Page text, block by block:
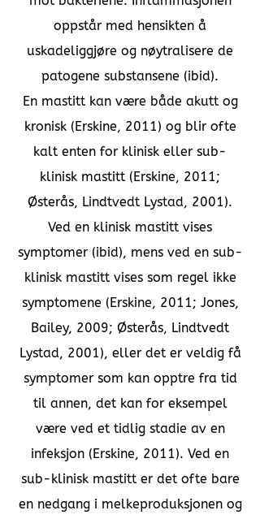
oppstår med hensikten å
uskadeliggjøre og nøytralisere de
patogene substansene (ibid).
En mastitt kan være både akutt og
kronisk (Erskine, 2011) og blir ofte
kalt enten for klinisk eller sub-
klinisk mastitt (Erskine, 2011;
Østerås, Lindtvedt Lystad, 2001).
Ved en klinisk mastitt vises
symptomer (ibid), mens ved en sub-
klinisk mastitt vises som regel ikke
symptomene (Erskine, 2011; Jones,
Bailey, 2009; Østerås, Lindtvedt
Lystad, 2001), eller det er veldig få
symptomer som kan opptre fra tid
til annen, det kan for eksempel
være ved et tidlig stadie av en
infeksjon (Erskine, 2011). Ved en
sub-klinisk mastitt er det ofte bare
en nedgang i melkeproduksjonen og